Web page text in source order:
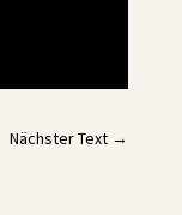
Nächster Text →